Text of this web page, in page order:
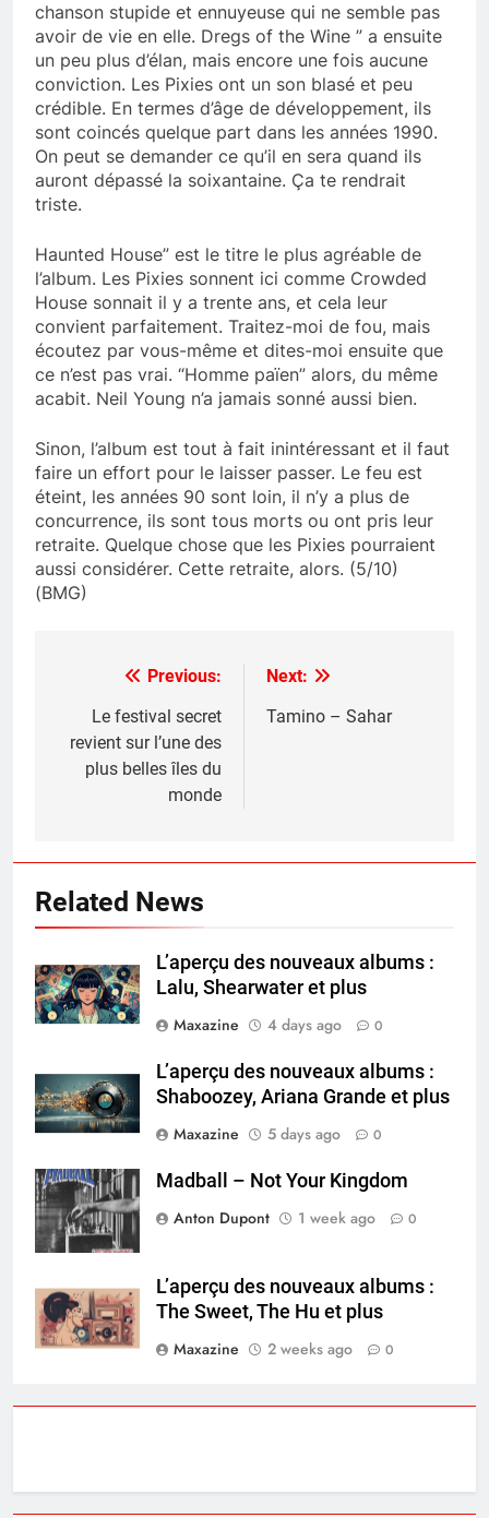
chanson stupide et ennuyeuse qui ne semble pas
avoir de vie en elle. Dregs of the Wine ” a ensuite
un peu plus d’élan, mais encore une fois aucune
conviction. Les Pixies ont un son blasé et peu
crédible. En termes d’âge de développement, ils
sont coincés quelque part dans les années 1990.
On peut se demander ce qu’il en sera quand ils
auront dépassé la soixantaine. Ça te rendrait
triste.
Haunted House” est le titre le plus agréable de
l’album. Les Pixies sonnent ici comme Crowded
House sonnait il y a trente ans, et cela leur
convient parfaitement. Traitez-moi de fou, mais
écoutez par vous-même et dites-moi ensuite que
ce n’est pas vrai. “Homme païen” alors, du même
acabit. Neil Young n’a jamais sonné aussi bien.
Sinon, l’album est tout à fait inintéressant et il faut
faire un effort pour le laisser passer. Le feu est
éteint, les années 90 sont loin, il n’y a plus de
concurrence, ils sont tous morts ou ont pris leur
retraite. Quelque chose que les Pixies pourraient
aussi considérer. Cette retraite, alors. (5/10)
(BMG)
navigation
Previous:
Le festival secret
revient sur l’une des
plus belles îles du
monde
Next:
Tamino – Sahar
Related News
L’aperçu des nouveaux albums :
Lalu, Shearwater et plus
Maxazine
4 days ago 0
L’aperçu des nouveaux albums :
Shaboozey, Ariana Grande et plus
Maxazine
5 days ago 0
Madball – Not Your Kingdom
Anton Dupont
1 week ago 0
L’aperçu des nouveaux albums :
The Sweet, The Hu et plus
Maxazine
2 weeks ago 0